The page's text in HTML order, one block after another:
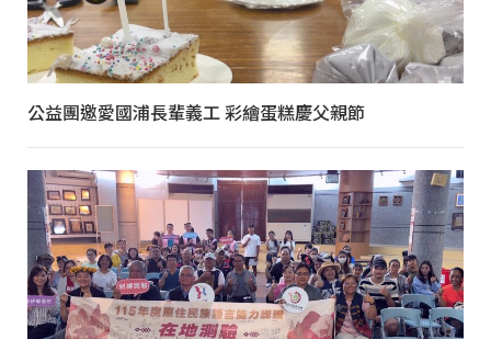
公益團邀愛國浦長輩義工 彩繪蛋糕慶父親節